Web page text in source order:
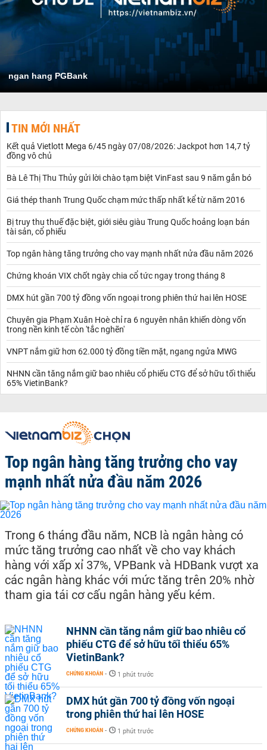
ngan hang PGBank
TIN MỚI NHẤT
Kết quả Vietlott Mega 6/45 ngày 07/08/2026: Jackpot hơn 14,7 tỷ
đồng vô chủ
Bà Lê Thị Thu Thủy gửi lời chào tạm biệt VinFast sau 9 năm gắn bó
Giá thép thanh Trung Quốc chạm mức thấp nhất kể từ năm 2016
Bị truy thu thuế đặc biệt, giới siêu giàu Trung Quốc hoảng loạn bán
tài sản, cổ phiếu
Top ngân hàng tăng trưởng cho vay mạnh nhất nửa đầu năm 2026
Chứng khoán VIX chốt ngày chia cổ tức ngay trong tháng 8
DMX hút gần 700 tỷ đồng vốn ngoại trong phiên thứ hai lên HOSE
Chuyên gia Phạm Xuân Hoè chỉ ra 6 nguyên nhân khiến dòng vốn
trong nền kinh tế còn 'tắc nghẽn'
VNPT nắm giữ hơn 62.000 tỷ đồng tiền mặt, ngang ngửa MWG
NHNN cần tăng nắm giữ bao nhiêu cổ phiếu CTG để sở hữu tối thiểu
65% VietinBank?
Top ngân hàng tăng trưởng cho vay
mạnh nhất nửa đầu năm 2026
Trong 6 tháng đầu năm, NCB là ngân hàng có
mức tăng trưởng cao nhất về cho vay khách
hàng với xấp xỉ 37%, VPBank và HDBank vượt xa
các ngân hàng khác với mức tăng trên 20% nhờ
tham gia tái cơ cấu ngân hàng yếu kém.
NHNN cần tăng nắm giữ bao nhiêu cổ
phiếu CTG để sở hữu tối thiểu 65%
VietinBank?
CHỨNG KHOÁN - 1 phút trước
DMX hút gần 700 tỷ đồng vốn ngoại
trong phiên thứ hai lên HOSE
CHỨNG KHOÁN - 1 phút trước